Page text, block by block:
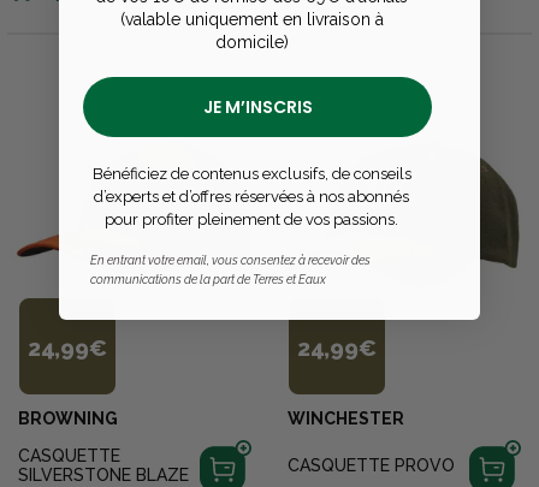
24,99€
BROWNING
CASQUETTE
SILVERSTONE BLAZE
24,99€
WINCHESTER
CASQUETTE PROVO
(valable uniquement en livraison à
domicile)
JE M’INSCRIS
Bénéficiez de contenus exclusifs, de conseils
d’experts et d’offres réservées à nos abonnés
pour profiter pleinement de vos passions.
En entrant votre email, vous consentez à recevoir des
communications de la part de Terres et Eaux